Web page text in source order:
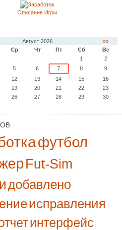
Описание Игры
Август 2026
»»
Ср Чт Пт Сб
Вс
1
2
5 6 7 8
9
12 13 14 15
16
19 20 21 22
23
26 27 28 29
30
футбол
Fut-Sim
добавлено
исправления
интерфейс